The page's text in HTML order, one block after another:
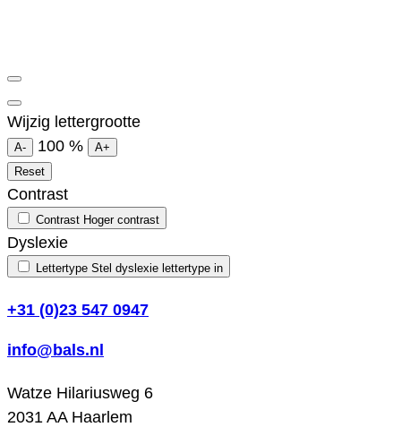
Wijzig lettergrootte
A- 100 %
A+
Reset
Contrast
Contrast Hoger contrast
Dyslexie
Lettertype Stel dyslexie lettertype in
+31 (0)23 547 0947
info@bals.nl
Watze Hilariusweg 6
2031 AA Haarlem